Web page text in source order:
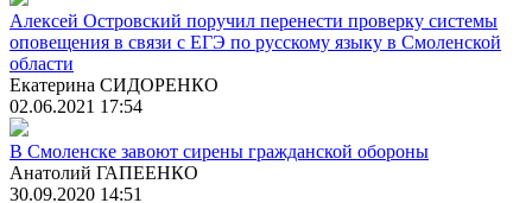
Алексей Островский поручил перенести проверку системы
оповещения в связи с ЕГЭ по русскому языку в Смоленской
области
Екатерина СИДОРЕНКО
02.06.2021 17:54
В Смоленске завоют сирены гражданской обороны
Анатолий ГАПЕЕНКО
30.09.2020 14:51